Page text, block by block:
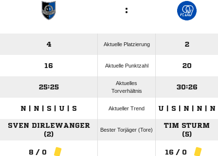
:
4 Aktuelle Platzierung 2
16 Aktuelle Punktzahl 20
25:25
Aktuelles
Torverhältnis
30:26
N | N | S | U | S Aktueller Trend U | S | N | N | N
SVEN DIRLEWANGER
(2)
Bester Torjäger (Tore)
TIM STURM
(5)
8 / 0 16 / 0